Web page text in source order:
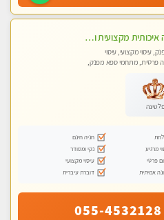
מעסה איכותית מקצועית ומפנקת מאוד במרכז הרצליה
עיסוי מקצועי, עיסוי
פרטית, מתחמי ספא מפנק,
פלטינה
חניה חינם
מרגיע
נקי ומסודר
פרטי
עיסוי מקצועי
אמיתית
דוברת עיברית
055-4532128